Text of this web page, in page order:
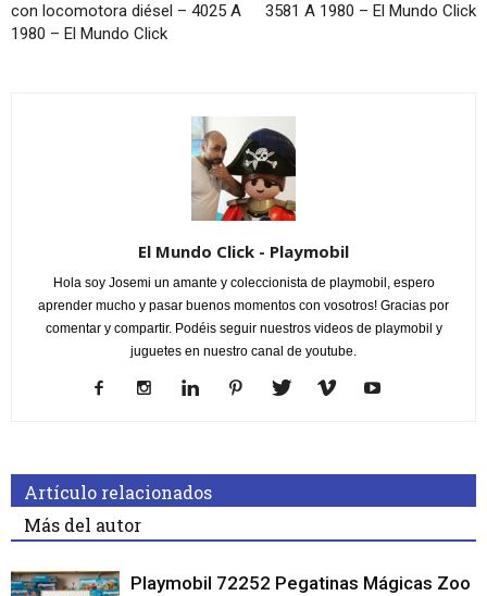
con locomotora diésel – 4025 A
1980 – El Mundo Click
3581 A 1980 – El Mundo Click
El Mundo Click - Playmobil
Hola soy Josemi un amante y coleccionista de playmobil, espero
aprender mucho y pasar buenos momentos con vosotros! Gracias por
comentar y compartir. Podéis seguir nuestros videos de playmobil y
juguetes en nuestro canal de youtube.
Artículo relacionados
Más del autor
Playmobil 72252 Pegatinas Mágicas Zoo